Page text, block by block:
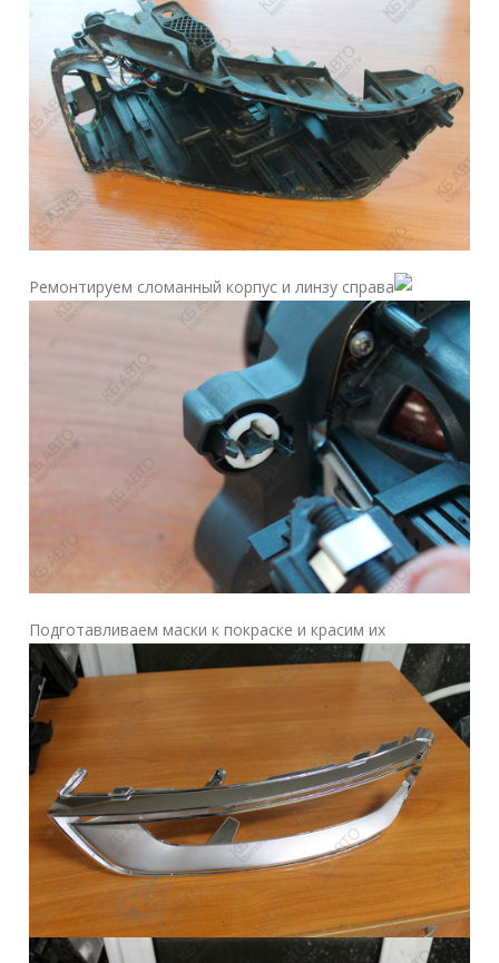
Ремонтируем сломанный корпус и линзу справа
Подготавливаем маски к покраске и красим их